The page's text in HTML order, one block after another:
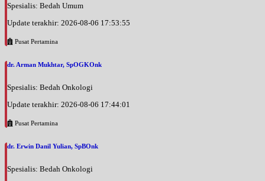
Spesialis: Bedah Umum
Update terakhir: 2026-08-06 17:53:55
Pusat Pertamina
dr. Arman Mukhtar, SpOGKOnk
Spesialis: Bedah Onkologi
Update terakhir: 2026-08-06 17:44:01
Pusat Pertamina
dr. Erwin Danil Yulian, SpBOnk
Spesialis: Bedah Onkologi